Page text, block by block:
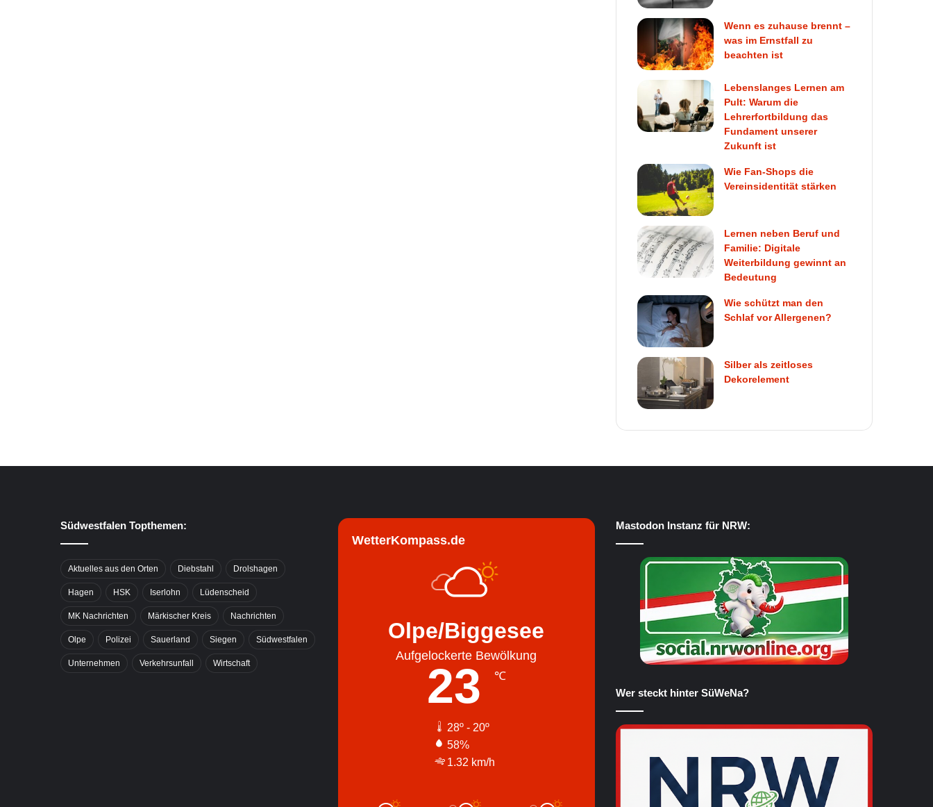
Wenn es zuhause brennt –
was im Ernstfall zu
beachten ist
Lebenslanges Lernen am
Pult: Warum die
Lehrerfortbildung das
Fundament unserer
Zukunft ist
Wie Fan-Shops die
Vereinsidentität stärken
Lernen neben Beruf und
Familie: Digitale
Weiterbildung gewinnt an
Bedeutung
Wie schützt man den
Schlaf vor Allergenen?
Silber als zeitloses
Dekorelement
Südwestfalen Topthemen:
Aktuelles aus den Orten Diebstahl Drolshagen
Hagen HSK Iserlohn Lüdenscheid
MK Nachrichten Märkischer Kreis Nachrichten
Olpe Polizei Sauerland Siegen Südwestfalen
Unternehmen Verkehrsunfall Wirtschaft
WetterKompass.de
Olpe/Biggesee
Aufgelockerte Bewölkung
23 ℃
28º - 20º
58%
1.32 km/h
Mastodon Instanz für NRW:
Wer steckt hinter SüWeNa?